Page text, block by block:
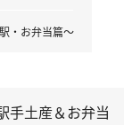
・お弁当篇～
手土産＆お弁当